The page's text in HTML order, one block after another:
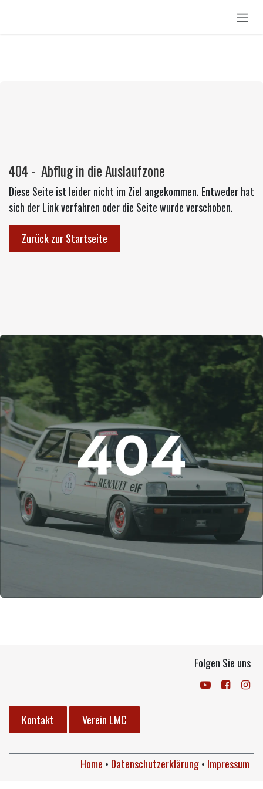
404 - Abflug in die Auslaufzone
Diese Seite ist leider nicht im Ziel angekommen. Entweder hat
sich der Link verfahren oder die Seite wurde verschoben.
Zurück zur Startseite
Folgen Sie uns
Kontakt Verein LMC
Home • Datenschutzerklärung• Impressum